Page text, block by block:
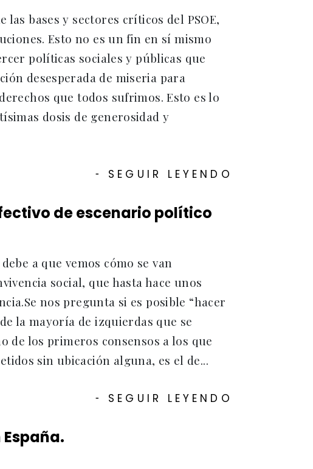
bases y sectores críticos del PSOE,
Esto no es un fin en sí mismo
políticas sociales y públicas que
desesperada de miseria para
que todos sufrimos. Esto es lo
dosis de generosidad y
- SEGUIR LEYENDO
de escenario político
a que vemos cómo se van
social, que hasta hace unos
nos pregunta si es posible “hacer
la mayoría de izquierdas que se
de los primeros consensos a los que
sin ubicación alguna, es el de...
- SEGUIR LEYENDO